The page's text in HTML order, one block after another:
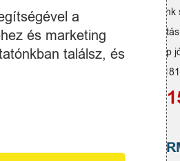
TÁBLA,
(0)
(17)
1 hónap
Ár:
A
a
és marketing
találsz, és